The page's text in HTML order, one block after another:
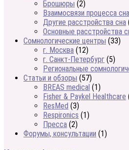
Брошюры (2)
Взаимосвязи процесса сна
Другие расстройства сна
Основные расстройства
Сомнологические центры (33)
г. Москва (12)
г. Санкт-Петербург (5)
Региональные
Статьи и обзоры (57)
BREAS medical (1)
Fisher & Paykel Healthcare
ResMed (3)
Respironics (1)
Пресса (2)
Форумы, консультации (1)